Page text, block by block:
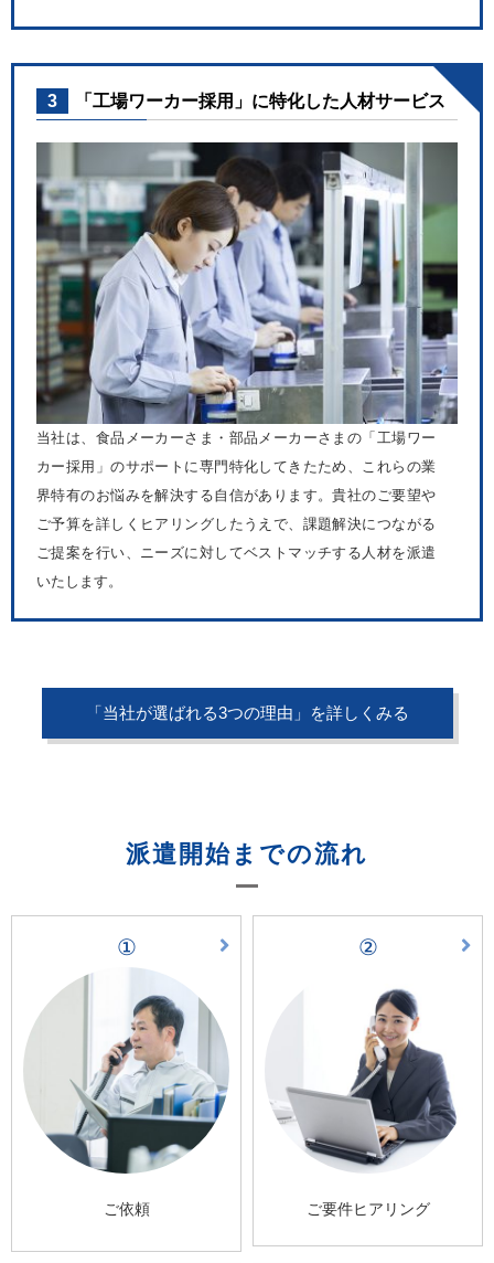
3 「工場ワーカー採用」に特化した人材サービス
当社は、食品メーカーさま・部品メーカーさまの「工場ワー
カー採用」のサポートに専門特化してきたため、これらの業
界特有のお悩みを解決する自信があります。貴社のご要望や
ご予算を詳しくヒアリングしたうえで、課題解決につながる
ご提案を行い、ニーズに対してベストマッチする人材を派遣
いたします。
「当社が選ばれる3つの理由」を詳しくみる
派遣開始までの流れ
①
ご依頼
②
ご要件ヒアリング